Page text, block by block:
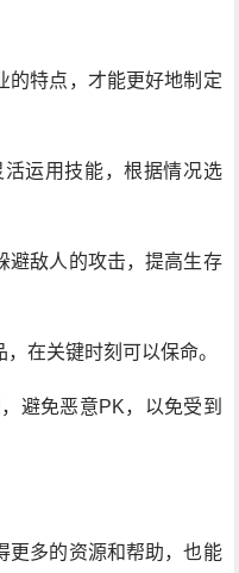
的特点，才能更好地制定
运用技能，根据情况选
避敌人的攻击，提高生存
在关键时刻可以保命。
避免恶意PK，以免受到
更多的资源和帮助，也能